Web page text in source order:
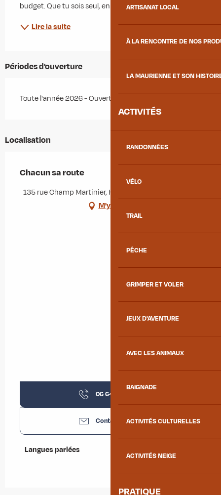
ARTISANAT LOCAL
À LA RENCONTRE DE NOS
LA MAURIENNE ET SON
ACTIVITÉS
RANDONNÉES
VÉLO
TRAIL
PÊCHE
GRIMPER ET VOLER
JEUX D'AVENTURE
AVEC LES ANIMAUX
BAIGNADE
ACTIVITÉS CULTURELLES
ACTIVITÉS NEIGE
PRATIQUE
budget. Que tu sois seul, en amoureux pour un...
Lire la suite
Périodes d'ouverture
Toute l'année 2026 - Ouvert tous les jours
Localisation
Chacun sa route
135 rue Champ Martinier, Hermillon, 73300 Hermillon
M'y rendre
06 64 31 97
Contactez-nous
Langues parlées
Langues parlées